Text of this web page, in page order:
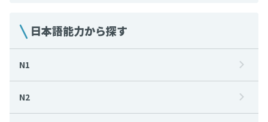
日本語能力から探す
N1
N2